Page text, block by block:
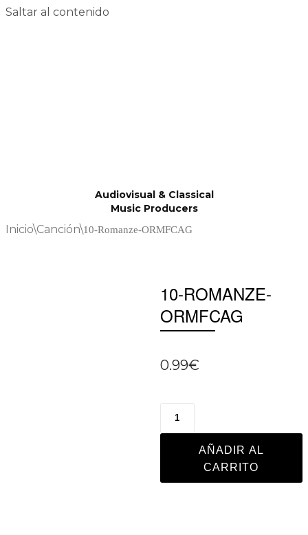
Saltar al contenido
Audiovisual & Classical
Music Producers
Inicio\Canción\10-Romanze-ORMFCAG
10-ROMANZE-
ORMFCAG
0.99€
AÑADIR AL
CARRITO